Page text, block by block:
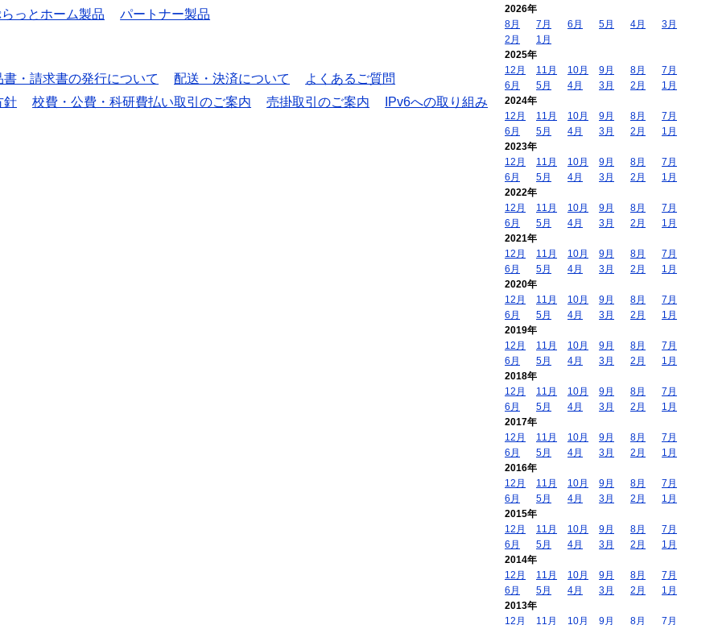
っとホーム製品 パートナー製品
書・請求書の発行について 配送・決済について
よくあるご質問
針 校費・公費・科研費払い取引のご案内 売掛取引のご案内
IPv6への取り組み
2026年
8月
7月 6月 5月 4月
3月
2月
1月
2025年
12月
11月 10月 9月 8月
7月
6月
5月 4月 3月 2月
1月
2024年
12月
11月 10月 9月 8月
7月
6月
5月 4月 3月 2月
1月
2023年
12月
11月 10月 9月 8月
7月
6月
5月 4月 3月 2月
1月
2022年
12月
11月 10月 9月 8月
7月
6月
5月 4月 3月 2月
1月
2021年
12月
11月 10月 9月 8月
7月
6月
5月 4月 3月 2月
1月
2020年
12月
11月 10月 9月 8月
7月
6月
5月 4月 3月 2月
1月
2019年
12月
11月 10月 9月 8月
7月
6月
5月 4月 3月 2月
1月
2018年
12月
11月 10月 9月 8月
7月
6月
5月 4月 3月 2月
1月
2017年
12月
11月 10月 9月 8月
7月
6月
5月 4月 3月 2月
1月
2016年
12月
11月 10月 9月 8月
7月
6月
5月 4月 3月 2月
1月
2015年
12月
11月 10月 9月 8月
7月
6月
5月 4月 3月 2月
1月
2014年
12月
11月 10月 9月 8月
7月
6月
5月 4月 3月 2月
1月
2013年
12月
11月 10月 9月 8月 7月